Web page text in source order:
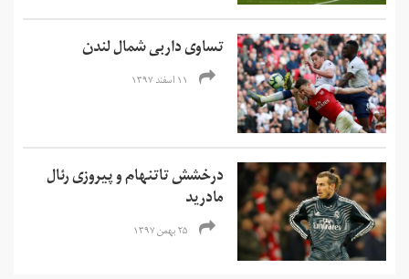
تساوی داربی شمال لندن
۱۱ اسفند ۱۳۹۷
درخشش تاتنهام و پیروزی رئال
مادرید
۲۵ بهمن ۱۳۹۷